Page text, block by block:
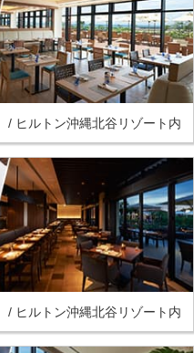
/ ヒルトン沖縄北谷リゾート内
/ ヒルトン沖縄北谷リゾート内